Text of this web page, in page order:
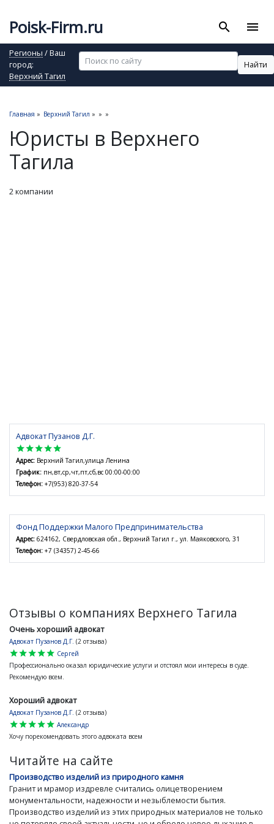
Poisk-Firm.ru search menu
Регионы / Ваш
город:
Верхний Тагил
Найти
Главная » Верхний Тагил » » »
Юристы в Верхнего
Тагила
2 компании
Адвокат Пузанов Д.Г.
star
star
star
star
star
Адрес: Верхний Тагил,улица Ленина
График: пн,вт,ср,чт,пт,сб,вс 00:00-00:00
Телефон: +7(953) 820-37-54
Фонд Поддержки Малого Предпринимательства
Адрес: 624162, Свердловская обл., Верхний Тагил г., ул. Маяковского, 31
Телефон: +7 (34357) 2-45-66
Отзывы о компаниях Верхнего Тагила
Очень хороший адвокат
Адвокат Пузанов Д.Г. (2 отзыва)
star
star
star
star
star
Сергей
Профессионально оказал юридические услуги и отстоял мои интересы в суде.
Рекомендую всем.
Хороший адвокат
Адвокат Пузанов Д.Г. (2 отзыва)
star
star
star
star
star
Александр
Хочу порекомендовать этого адвоката всем
Читайте на сайте
Производство изделий из природного камня
Гранит и мрамор издревле считались олицетворением
монументальности, надежности и незыблемости бытия.
Производство изделий из этих природных материалов не только